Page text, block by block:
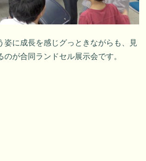
姿に成長を感じグっときながらも、見
のが合同ランドセル展示会です。